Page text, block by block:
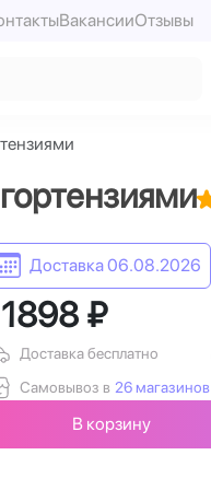
ВакансииОтзывы
Доставка 06.08.2026
₽
Доставка бесплатно
Самовывоз в 26 магазинов
В корзину